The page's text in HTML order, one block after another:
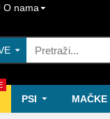
O nama
PSI MAČKE